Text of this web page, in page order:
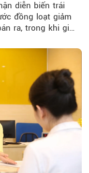
diễn biến trái
đồng loạt giảm
ra, trong khi giá